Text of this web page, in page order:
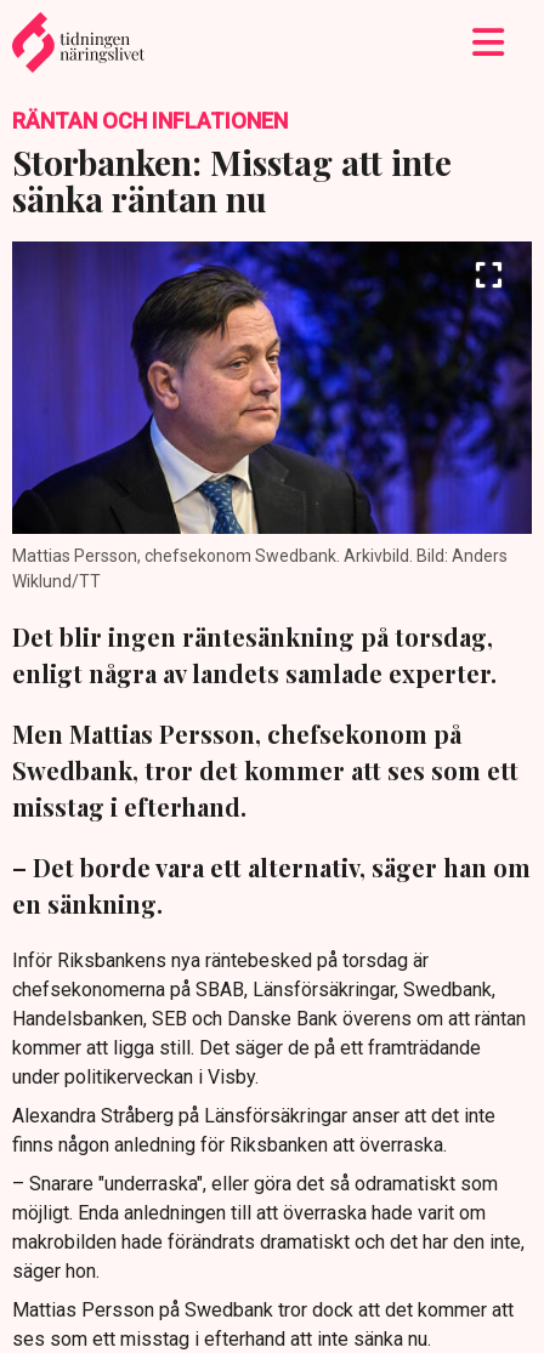
RÄNTAN OCH INFLATIONEN
Storbanken: Misstag att inte
sänka räntan nu
Mattias Persson, chefsekonom Swedbank. Arkivbild. Bild: Anders
Wiklund/TT
Det blir ingen räntesänkning på torsdag,
enligt några av landets samlade experter.
Men Mattias Persson, chefsekonom på
Swedbank, tror det kommer att ses som ett
misstag i efterhand.
– Det borde vara ett alternativ, säger han om
en sänkning.
Inför Riksbankens nya räntebesked på torsdag är
chefsekonomerna på SBAB, Länsförsäkringar, Swedbank,
Handelsbanken, SEB och Danske Bank överens om att räntan
kommer att ligga still. Det säger de på ett framträdande
under politikerveckan i Visby.
Alexandra Stråberg på Länsförsäkringar anser att det inte
finns någon anledning för Riksbanken att överraska.
– Snarare "underraska", eller göra det så odramatiskt som
möjligt. Enda anledningen till att överraska hade varit om
makrobilden hade förändrats dramatiskt och det har den inte,
säger hon.
Mattias Persson på Swedbank tror dock att det kommer att
ses som ett misstag i efterhand att inte sänka nu.